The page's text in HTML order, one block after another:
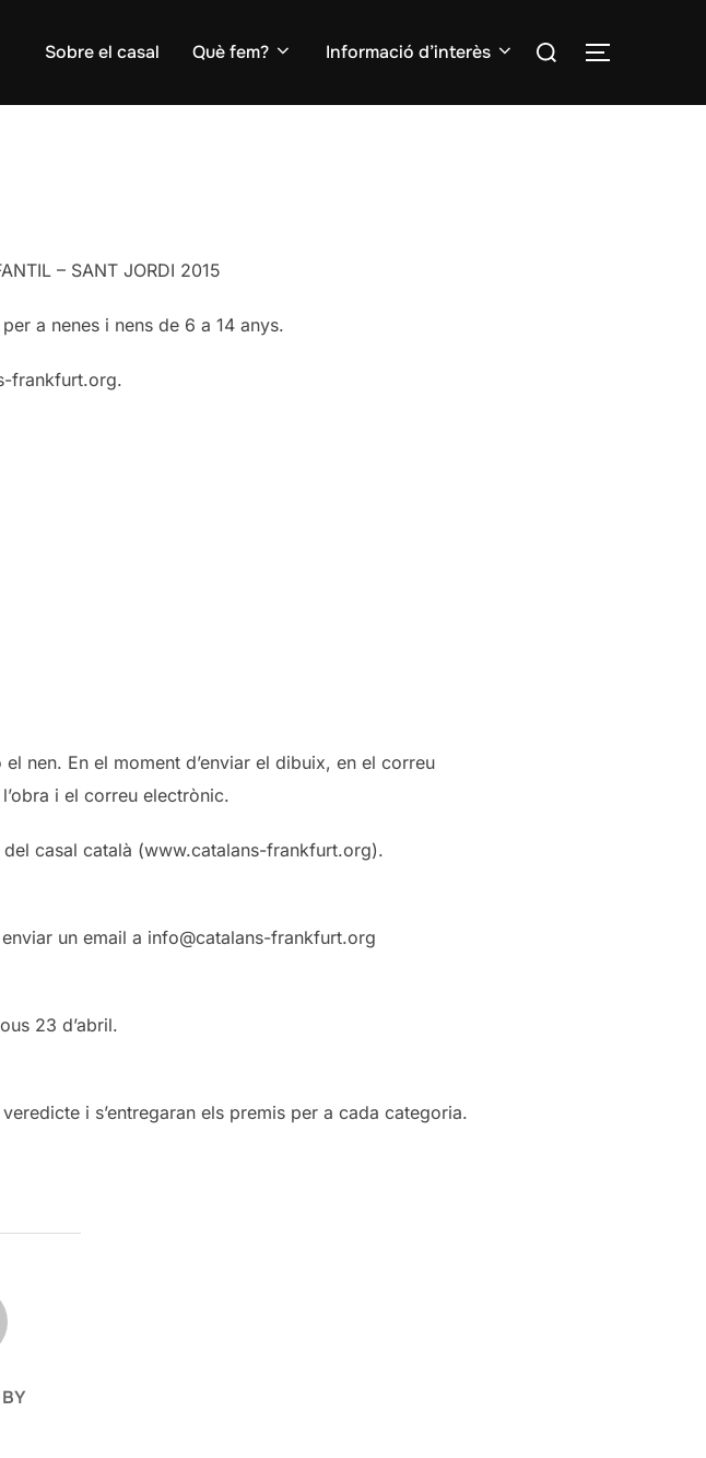
Sobre el casal Què fem? Informació d’interès
Search
TOGGLE
– SANT JORDI 2015
a nenes i nens de 6 a 14 anys.
frankfurt.org.
nen. En el moment d’enviar el dibuix, en el correu
i el correu electrònic.
casal català (www.catalans-frankfurt.org).
un email a info@catalans-frankfurt.org
23 d’abril.
i s’entregaran els premis per a cada categoria.